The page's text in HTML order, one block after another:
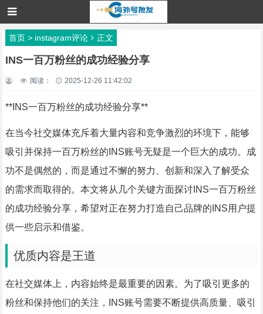
首页> instagram评论 正文
INS一百万粉丝的成功经验分享
阅读： 2025-12-26 11:42:02
**INS一百万粉丝的成功经验分享**
在当今社交媒体充斥着大量内容和竞争激烈的环境下，能够
吸引并保持一百万粉丝的INS账号无疑是一个巨大的成功。成
功不是偶然的，而是通过不懈的努力、创新和深入了解受众
的需求而取得的。本文将从几个关键方面探讨INS一百万粉丝
的成功经验分享，希望对正在努力打造自己品牌的INS用户提
供一些启示和借鉴。
优质内容是王道
在社交媒体上，内容始终是最重要的因素。为了吸引更多的
粉丝和保持他们的关注，INS账号需要不断提供高质量、吸引